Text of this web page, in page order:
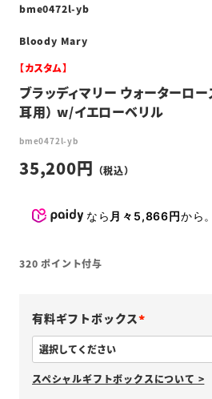
bme0472l-yb
Bloody Mary
【カスタム】
ブラッディマリー ウォーターロ
耳用） w/イエローベリル
bme0472l-yb
35,200
なら 月々5,866円から
320 ポイント付与
有料ギフトボックス
必
須
スペシャルギフトボックスについて >